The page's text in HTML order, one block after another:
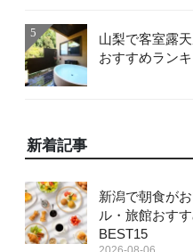
5
山梨で客室露
おすすめラン
新着記事
新潟で朝食が
ル・旅館おす
BEST15